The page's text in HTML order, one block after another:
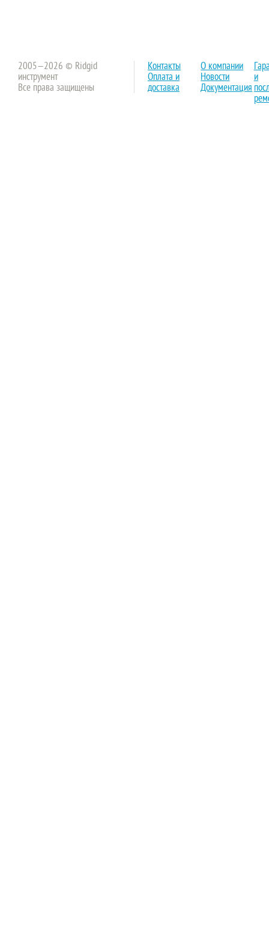
2005—2026 © Ridgid
инструмент
Все права защищены
Контакты
Оплата и
доставка
О компании
Новости
Документация
и